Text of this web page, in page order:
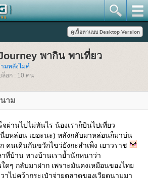
พากิน พาเที่ยว
มหลังไมค์
อก : 10 คน
าม
จผ่านไปไม่ทันไร น้องเราก็บินไปเที่ยว
นี่ยหล่อน เยอะนะ) หลังกลับมาหล่อนก็มาบ่น
คนเดินกันขวักไขว่ยังกะสำเพ็ง เยาวราช
บ้าน ทางบ้านเราย้ำนักหนาว่า
ดๆ กลับมาฝาก เพราะมันคงเหมือนของไท
ไปคว้ากระเป๋าจ่ายตลาดของเวียดนามมา